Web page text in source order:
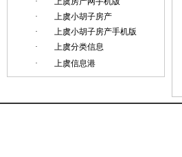
·
上虞小胡子房产
·
上虞小胡子房产手机版
·
上虞分类信息
·
上虞信息港